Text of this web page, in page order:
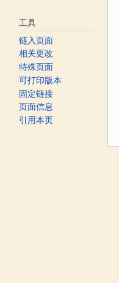
工具
链入页面
相关更改
特殊页面
可打印版本
固定链接
页面信息
引用本页